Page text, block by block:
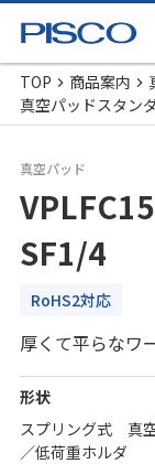
TOP 商品案内
真空パッドスタン
真空パッド
SF1/4
RoHS2対応
厚くて平らなワ
形状
スプリング式 真
／低荷重ホルダ